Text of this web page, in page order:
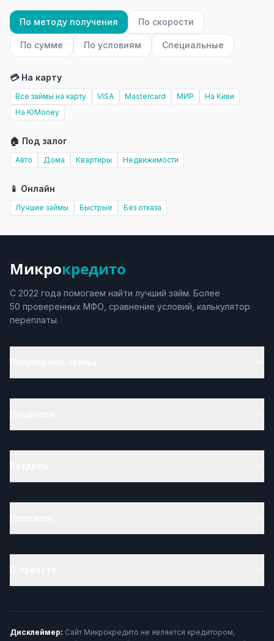
По методу получения По скорости
По сумме По условиям Специальные
💳 На карту
Все займы на карту VISA Mastercard МИР
На Киви
На ЮMoney
🏠 Под залог
Авто Дома Квартиры Недвижимости
📱 Онлайн
Лучшие займы Быстрые Без отказа
Микрокредито
С 2022 года помогаем найти лучший займ. Более
50 проверенных МФО, сравнение условий, калькулятор
переплаты.
Дисклеймер: Сайт Микрокредито не является кредитором,